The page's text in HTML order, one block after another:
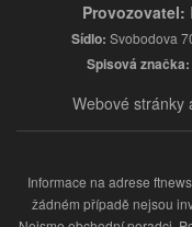
Provozovatel:
Sídlo: Svobodova
Spisová značka:
Webové stránky
Informace na adrese
žádném případě nejsou